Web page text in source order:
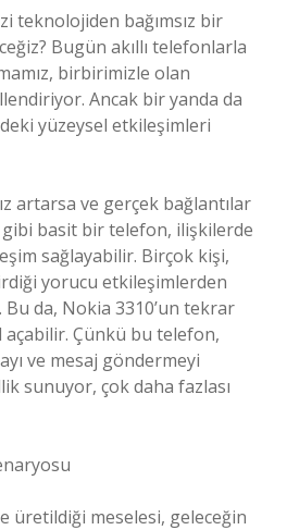
teknolojiden bağımsız bir
Bugün akıllı telefonlarla
birbirimizle olan
Ancak bir yanda da
yüzeysel etkileşimleri
artarsa ve gerçek bağlantılar
gibi basit bir telefon, ilişkilerde
sağlayabilir. Birçok kişi,
yorucu etkileşimlerden
da, Nokia 3310’un tekrar
açabilir. Çünkü bu telefon,
ve mesaj göndermeyi
sunuyor, çok daha fazlası
üretildiği meselesi, geleceğin